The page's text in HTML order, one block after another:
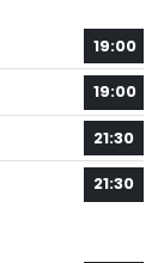
19:00
19:00
21:30
21:30